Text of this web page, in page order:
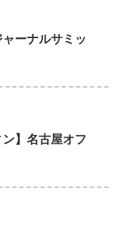
ーナルサミッ
】名古屋オフ